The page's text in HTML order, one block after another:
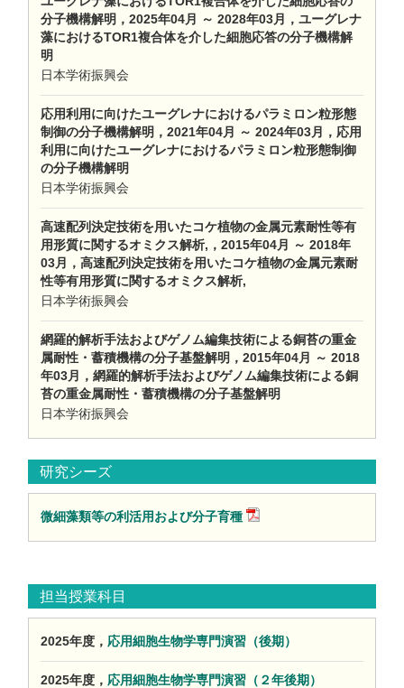
分子機構解明，2025年04月 ～ 2028年03月，ユーグレナ
藻におけるTOR1複合体を介した細胞応答の分子機構解
明
日本学術振興会
応用利用に向けたユーグレナにおけるパラミロン粒形態
制御の分子機構解明，2021年04月 ～ 2024年03月，応用
利用に向けたユーグレナにおけるパラミロン粒形態制御
の分子機構解明
日本学術振興会
高速配列決定技術を用いたコケ植物の金属元素耐性等有
用形質に関するオミクス解析,，2015年04月 ～ 2018年
03月，高速配列決定技術を用いたコケ植物の金属元素耐
性等有用形質に関するオミクス解析,
日本学術振興会
網羅的解析手法およびゲノム編集技術による銅苔の重金
属耐性・蓄積機構の分子基盤解明，2015年04月 ～ 2018
年03月，網羅的解析手法およびゲノム編集技術による銅
苔の重金属耐性・蓄積機構の分子基盤解明
日本学術振興会
研究シーズ
微細藻類等の利活用および分子育種
担当授業科目
2025年度， 応用細胞生物学専門演習（後期）
2025年度， 応用細胞生物学専門演習（２年後期）